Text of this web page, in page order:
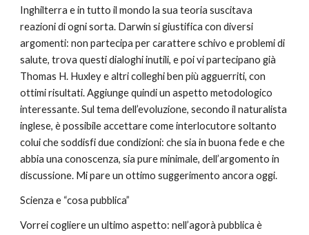
Inghilterra e in tutto il mondo la sua teoria suscitava
reazioni di ogni sorta. Darwin si giustifica con diversi
argomenti: non partecipa per carattere schivo e problemi di
salute, trova questi dialoghi inutili, e poi vi partecipano già
Thomas H. Huxley e altri colleghi ben più agguerriti, con
ottimi risultati. Aggiunge quindi un aspetto metodologico
interessante. Sul tema dell’evoluzione, secondo il naturalista
inglese, è possibile accettare come interlocutore soltanto
colui che soddisfi due condizioni: che sia in buona fede e che
abbia una conoscenza, sia pure minimale, dell’argomento in
discussione. Mi pare un ottimo suggerimento ancora oggi.
Scienza e “cosa pubblica”
Vorrei cogliere un ultimo aspetto: nell’agorà pubblica è